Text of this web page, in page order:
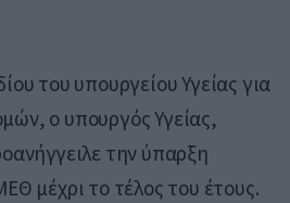
του υπουργείου Υγείας για
ο υπουργός Υγείας,
την ύπαρξη
μέχρι το τέλος του έτους.